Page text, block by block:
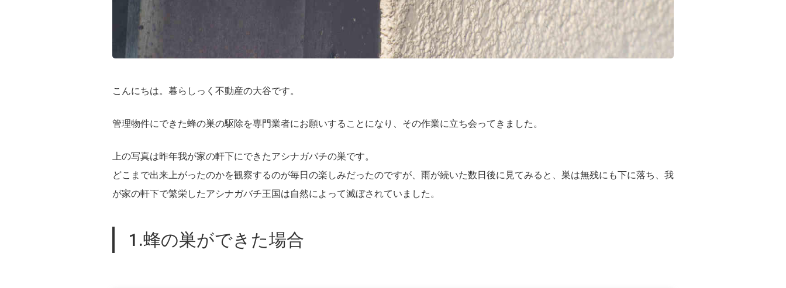
こんにちは。暮らしっく不動産の大谷です。
管理物件にできた蜂の巣の駆除を専門業者にお願いすることになり、その作業に立ち会ってきました。
上の写真は昨年我が家の軒下にできたアシナガバチの巣です。
どこまで出来上がったのかを観察するのが毎日の楽しみだったのですが、雨が続いた数日後に見てみると、巣は無残にも下に落ち、我
が家の軒下で繁栄したアシナガバチ王国は自然によって滅ぼされていました。
1.蜂の巣ができた場合